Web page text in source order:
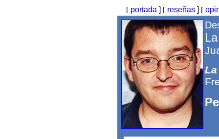
[ portada ] [ reseñas ] [